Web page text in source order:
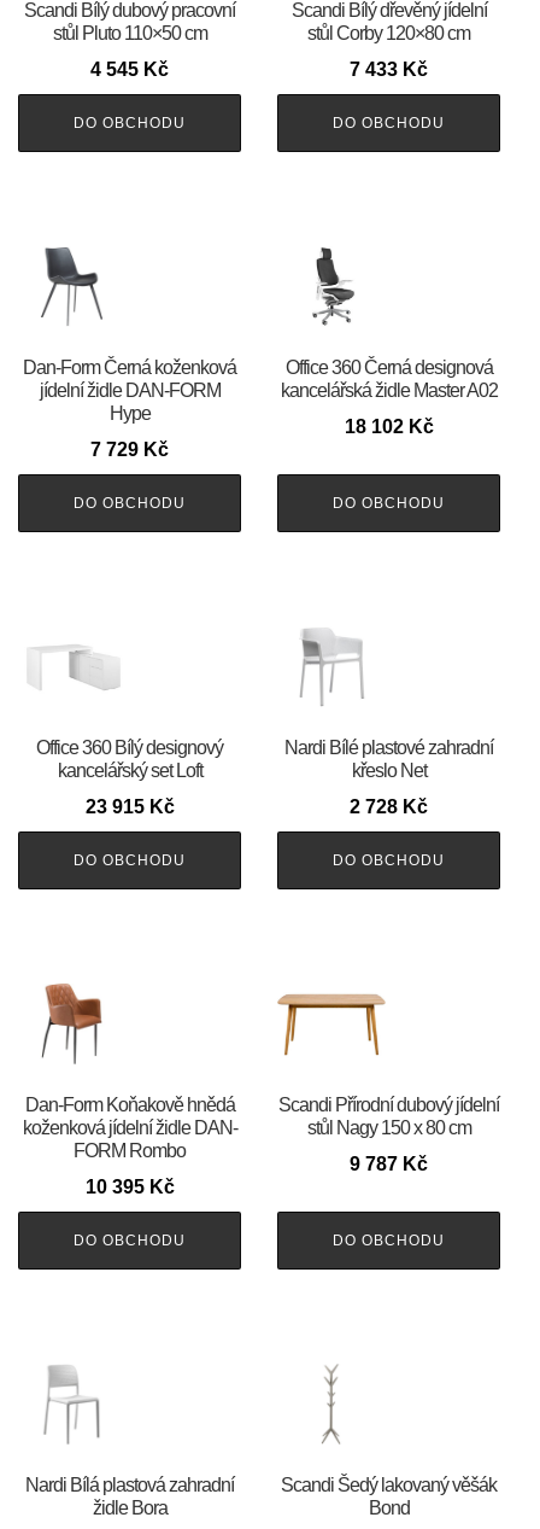
Scandi Bílý dubový pracovní
stůl Pluto 110×50 cm
4 545 Kč
DO OBCHODU
Scandi Bílý dřevěný jídelní
stůl Corby 120×80 cm
7 433 Kč
DO OBCHODU
​​​​​Dan-Form Černá koženková
jídelní židle DAN-FORM
Hype
7 729 Kč
DO OBCHODU
Office 360 Černá designová
kancelářská židle Master A02
18 102 Kč
DO OBCHODU
Office 360 Bílý designový
kancelářský set Loft
23 915 Kč
DO OBCHODU
Nardi Bílé plastové zahradní
křeslo Net
2 728 Kč
DO OBCHODU
​​​​​Dan-Form Koňakově hnědá
koženková jídelní židle DAN-
FORM Rombo
10 395 Kč
DO OBCHODU
Scandi Přírodní dubový jídelní
stůl Nagy 150 x 80 cm
9 787 Kč
DO OBCHODU
Nardi Bílá plastová zahradní
židle Bora
Scandi Šedý lakovaný věšák
Bond